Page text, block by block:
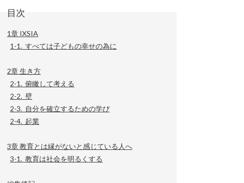
目次
1章 IXSIA
1-1. すべては子どもの幸せの為に
2章 生き方
2-1. 俯瞰して考える
2-2. 壁
2-3. 自分を確立するための学び
2-4. 起業
3章 教育とは縁がないと感じている人へ
3-1. 教育は社会を明るくする